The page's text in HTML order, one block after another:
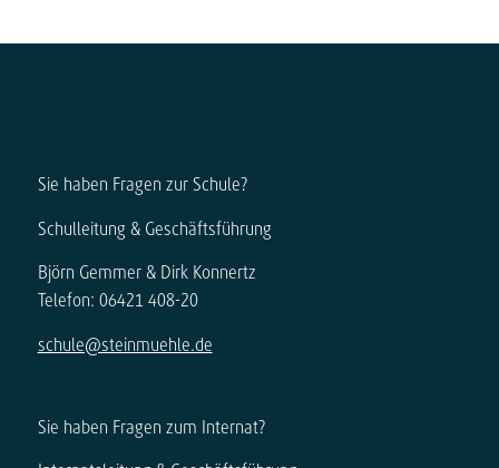
Sie haben Fragen zur Schule?
Schulleitung & Geschäftsführung
Björn Gemmer & Dirk Konnertz
Telefon: 06421 408-20
schule@steinmuehle.de
Sie haben Fragen zum Internat?